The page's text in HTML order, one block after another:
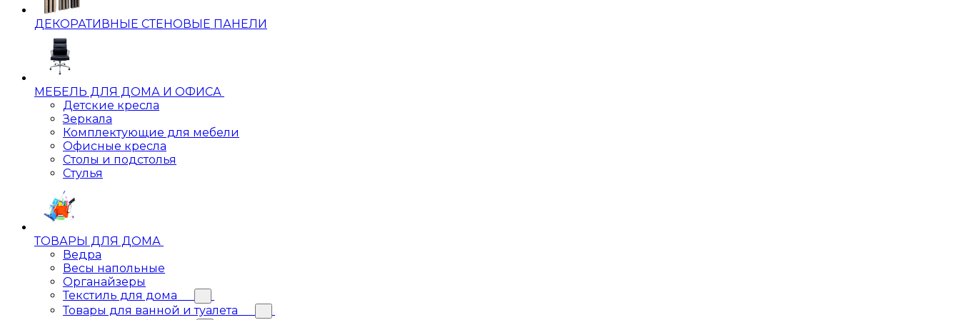
ДЕКОРАТИВНЫЕ СТЕНОВЫЕ ПАНЕЛИ
МЕБЕЛЬ ДЛЯ ДОМА И ОФИСА
Детские кресла
Зеркала
Комплектующие для мебели
Офисные кресла
Столы и подстолья
Стулья
ТОВАРЫ ДЛЯ ДОМА
Ведра
Весы напольные
Органайзеры
Текстиль для дома
Товары для ванной и туалета